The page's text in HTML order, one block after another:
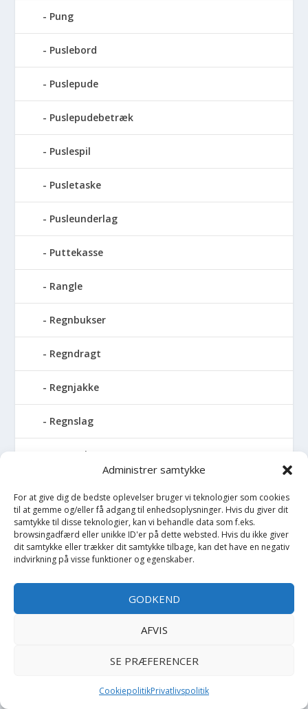
Administrer samtykke
For at give dig de bedste oplevelser bruger vi teknologier som cookies
til at gemme og/eller få adgang til enhedsoplysninger. Hvis du giver dit
samtykke til disse teknologier, kan vi behandle data som f.eks.
browsingadfærd eller unikke ID'er på dette websted. Hvis du ikke giver
dit samtykke eller trækker dit samtykke tilbage, kan det have en negativ
indvirkning på visse funktioner og egenskaber.
GODKEND
AFVIS
SE PRÆFERENCER
CookiepolitikPrivatlivspolitik
Pung
Puslebord
Puslepude
Puslepudebetræk
Puslespil
Pusletaske
Pusleunderlag
Puttekasse
Rangle
Regnbukser
Regndragt
Regnjakke
Regnslag
Regntøj
Rygsæk
Sandal
Sengehimmel